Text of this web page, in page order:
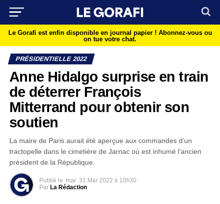
Le Gorafi est enfin disponible en journal papier ! Abonnez-vous ou
on tue votre chat.
PRÉSIDENTIELLE 2022
Anne Hidalgo surprise en train
de déterrer François
Mitterrand pour obtenir son
soutien
La maire de Paris aurait été aperçue aux commandes d’un
tractopelle dans le cimetière de Jarnac où est inhumé l’ancien
président de la République.
Publié le mar 31 Mar 2022 à 10h30
Par La Rédaction